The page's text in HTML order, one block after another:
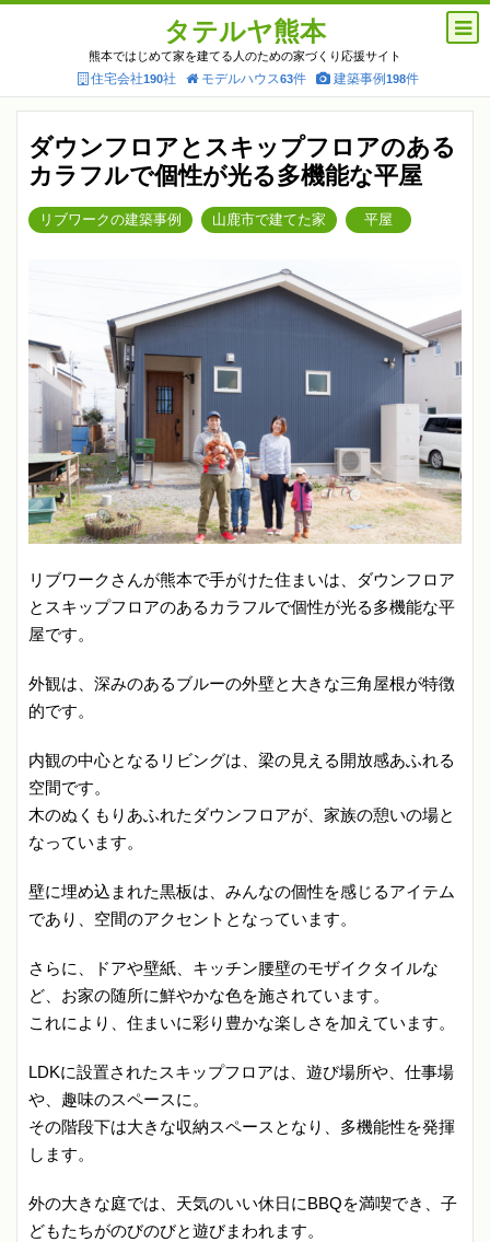
タテルヤ熊本
熊本ではじめて家を建てる人のための家づくり応援サイト
住宅会社190社 モデルハウス63件 建築事例198件
ダウンフロアとスキップフロアのある
カラフルで個性が光る多機能な平屋
リブワークの建築事例 山鹿市で建てた家 平屋
リブワークさんが熊本で手がけた住まいは、ダウンフロア
とスキップフロアのあるカラフルで個性が光る多機能な平
屋です。
外観は、深みのあるブルーの外壁と大きな三角屋根が特徴
的です。
内観の中心となるリビングは、梁の見える開放感あふれる
空間です。
木のぬくもりあふれたダウンフロアが、家族の憩いの場と
なっています。
壁に埋め込まれた黒板は、みんなの個性を感じるアイテム
であり、空間のアクセントとなっています。
さらに、ドアや壁紙、キッチン腰壁のモザイクタイルな
ど、お家の随所に鮮やかな色を施されています。
これにより、住まいに彩り豊かな楽しさを加えています。
LDKに設置されたスキップフロアは、遊び場所や、仕事場
や、趣味のスペースに。
その階段下は大きな収納スペースとなり、多機能性を発揮
します。
外の大きな庭では、天気のいい休日にBBQを満喫でき、子
どもたちがのびのびと遊びまわれます。